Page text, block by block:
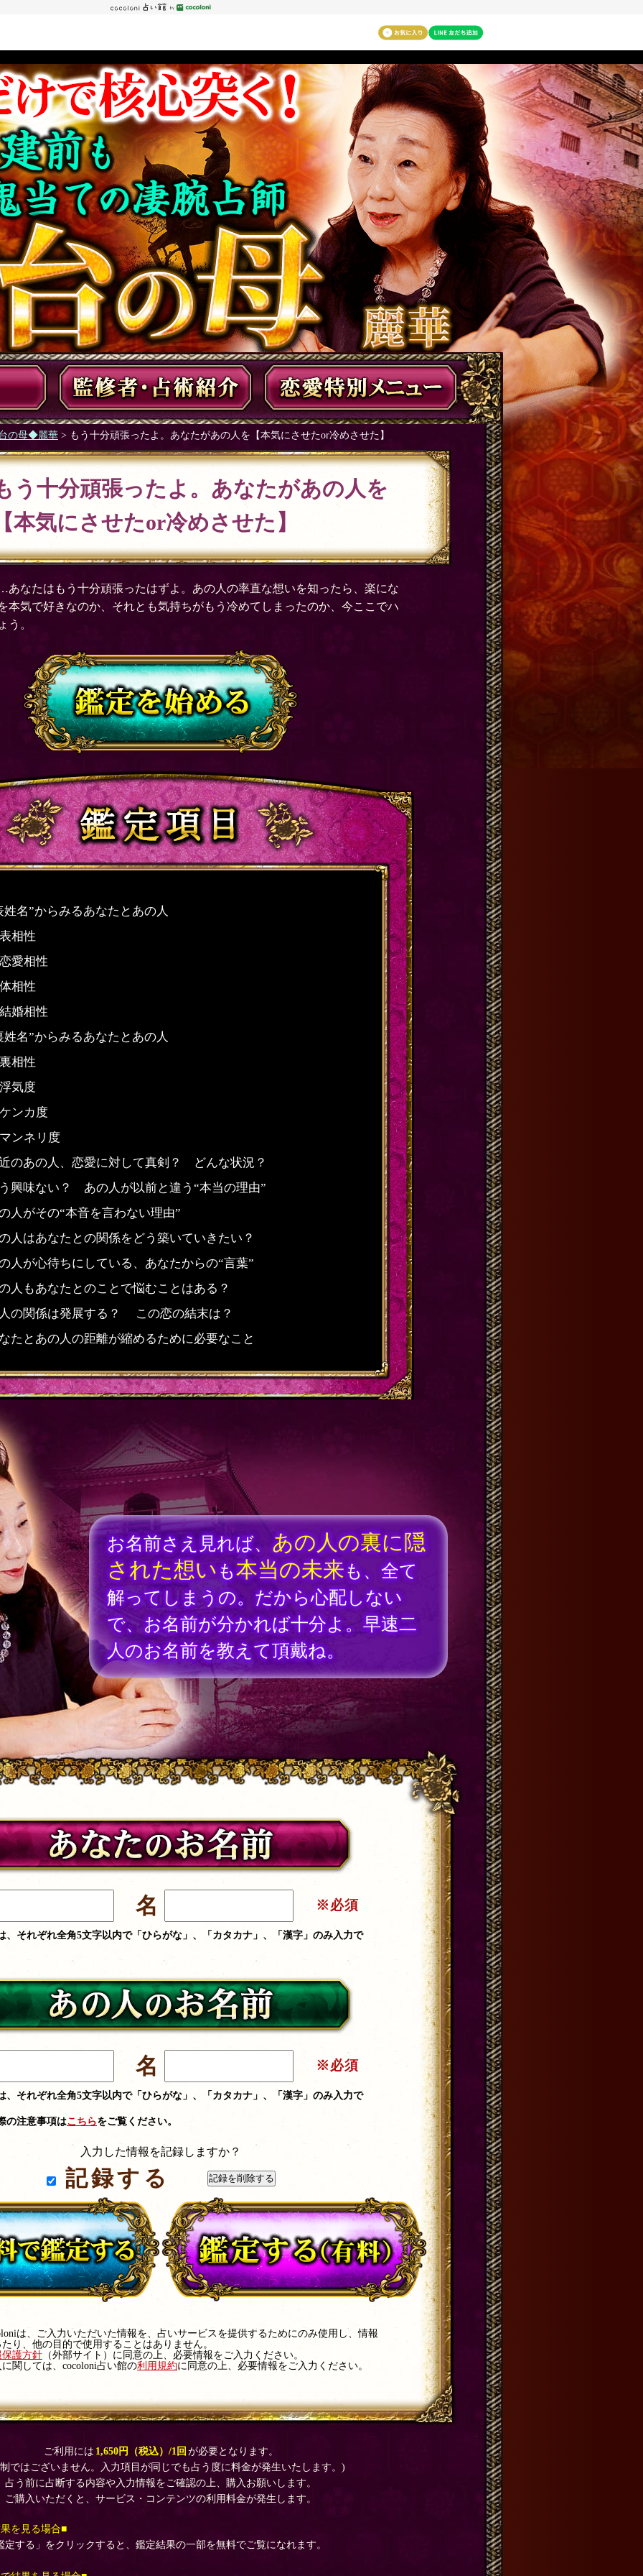
の母◆麗華 > もう十分頑張ったよ。あなたがあの人を【本気にさせたor冷めさせた】
う十分頑張ったよ。あなたがあの人を
本気にさせたor冷めさせた】
なたはもう十分頑張ったはずよ。あの人の率直な想いを知ったら、楽にな
本気で好きなのか、それとも気持ちがもう冷めてしまったのか、今ここでハ
う。
姓名”からみるあなたとあの人
表相性
恋愛相性
体相性
結婚相性
姓名”からみるあなたとあの人
裏相性
浮気度
ケンカ度
マンネリ度
のあの人、恋愛に対して真剣？ どんな状況？
興味ない？ あの人が以前と違う“本当の理由”
人がその“本音を言わない理由”
人はあなたとの関係をどう築いていきたい？
人が心待ちにしている、あなたからの“言葉”
人もあなたとのことで悩むことはある？
の関係は発展する？ この恋の結末は？
たとあの人の距離が縮めるために必要なこと
お名前さえ見れば、あの人の裏に隠
された想いも本当の未来も、全て
解ってしまうの。だから心配しない
で、お名前が分かれば十分よ。早速二
人のお名前を教えて頂戴ね。
名 ※必須
それぞれ全角5文字以内で「ひらがな」、「カタカナ」、「漢字」のみ入力で
名 ※必須
それぞれ全角5文字以内で「ひらがな」、「カタカナ」、「漢字」のみ入力で
の注意事項はこちらをご覧ください。
入力した情報を記録しますか？
記録する
は、ご入力いただいた情報を、占いサービスを提供するためにのみ使用し、情報
り、他の目的で使用することはありません。
護方針 （外部サイト）に同意の上、必要情報をご入力ください。
関しては、cocoloni占い館の利用規約に同意の上、必要情報をご入力ください。
ご利用には 1,650円（税込）/1回 が必要となります。
ではございません。入力項目が同じでも占う度に料金が発生いたします。)
占う前に占断する内容や入力情報をご確認の上、購入お願いします。
ご購入いただくと、サービス・コンテンツの利用料金が発生します。
を見る場合■
定する」をクリックすると、鑑定結果の一部を無料でご覧になれます。